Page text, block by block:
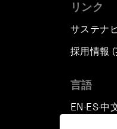
リンク
サステナ
採用情報
言語
EN ▪ ES▪中